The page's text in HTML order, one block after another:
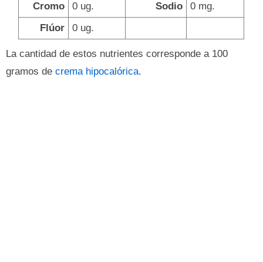
Cromo
0 ug. Sodio
0 mg.
Flúor
0 ug.
La cantidad de estos nutrientes corresponde a 100
gramos de crema hipocalórica.